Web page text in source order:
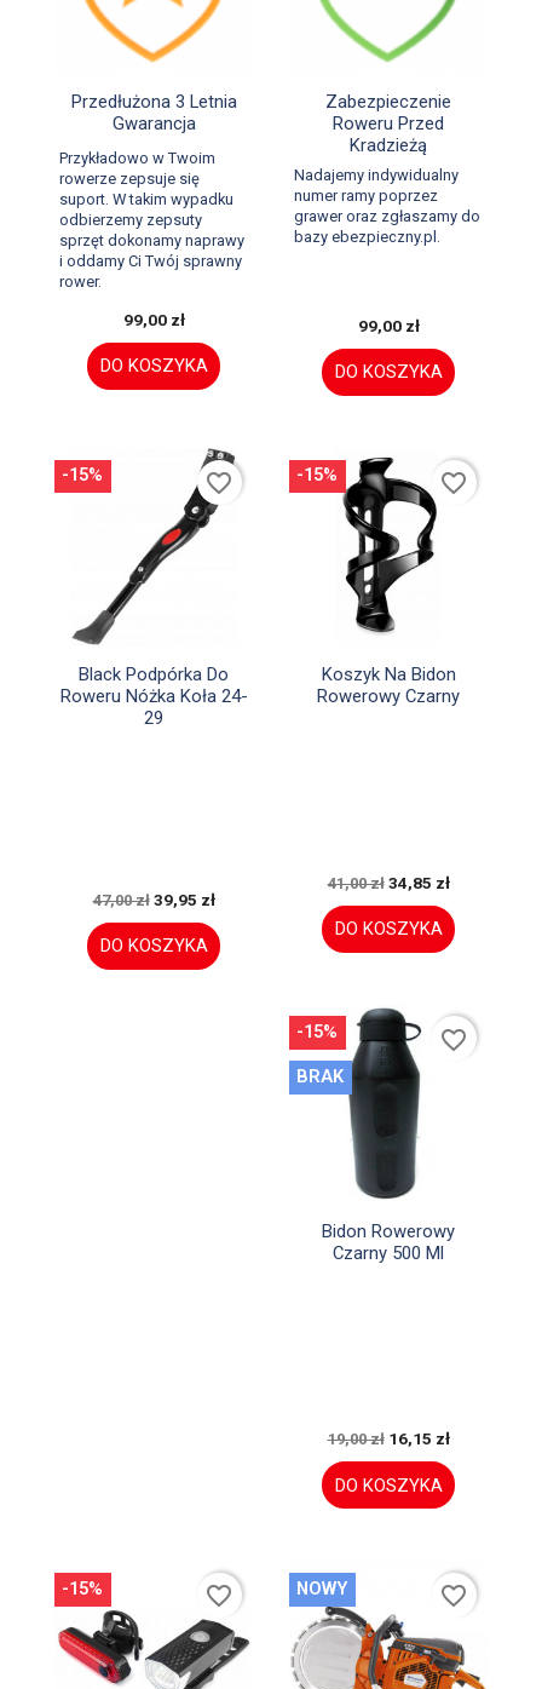
Szybki podgląd
Przedłużona 3 Letnia
Gwarancja
Przykładowo w Twoim
rowerze zepsuje się
suport. W takim wypadku
odbierzemy zepsuty
sprzęt dokonamy naprawy
i oddamy Ci Twój sprawny
rower.
99,00 zł
DO KOSZYKA
Szybki podgląd
Zabezpieczenie
Roweru Przed
Kradzieżą
Nadajemy indywidualny
numer ramy poprzez
grawer oraz zgłaszamy do
bazy ebezpieczny.pl.
99,00 zł
DO KOSZYKA
Szybki podgląd
Black Podpórka Do
Roweru Nóżka Koła 24-
29
47,00 zł 39,95 zł
DO KOSZYKA
-15% favorite_border
Szybki podgląd
Koszyk Na Bidon
Rowerowy Czarny
41,00 zł 34,85 zł
DO KOSZYKA
-15% favorite_border
Szybki podgląd
Bidon Rowerowy
Czarny 500 Ml
19,00 zł 16,15 zł
DO KOSZYKA
-15%
BRAK
favorite_border
-15% favorite_border NOWY favorite_border